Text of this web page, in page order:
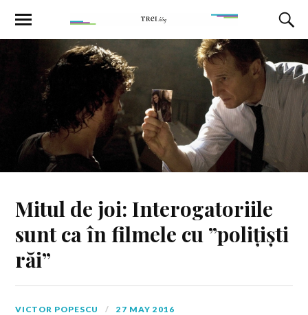
Mitul de joi: Interogatoriile
sunt ca în filmele cu ”polițiști
răi”
VICTOR POPESCU 27 MAY 2016